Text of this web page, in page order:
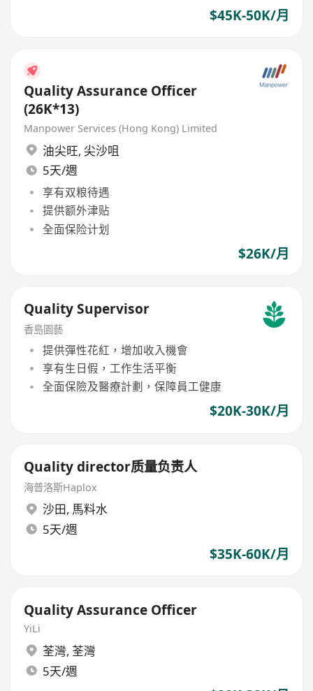
$45K-50K/月
Quality Assurance Officer
(26K*13)
Manpower Services (Hong Kong) Limited
油尖旺, 尖沙咀
5天/週
享有双粮待遇
提供额外津贴
全面保险计划
$26K/月
Quality Supervisor
香島園藝
提供彈性花紅，增加收入機會
享有生日假，工作生活平衡
全面保險及醫療計劃，保障員工健康
$20K-30K/月
Quality director质量负责人
海普洛斯Haplox
沙田, 馬料水
5天/週
$35K-60K/月
Quality Assurance Officer
YiLi
荃灣, 荃灣
5天/週